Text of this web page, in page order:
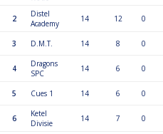
2
Distel
Academy
14 12 0
3 D.M.T. 14 8 0
4
Dragons
SPC
14 6 0
5 Cues 1 14 6 0
6
Ketel
Divisie
14 7 0